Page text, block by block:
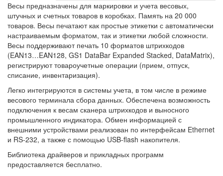
Весы предназначены для маркировки и учета весовых,
штучных и счетных товаров в коробках. Память на 20 000
товаров. Весы печатают как простые этикетки с автоматически
настраиваемым форматом, так и этикетки любой сложности.
Весы поддерживают печать 10 форматов штрихкодов
(EAN13…EAN128, GS1 DataBar Expanded Stacked, DataMatrix),
регистрируют товароучетные операции (прием, отпуск,
списание, инвентаризация).
Легко интегрируются в системы учета, в том числе в режиме
весового терминала сбора данных. Обеспечена возможность
подключения к весам сканера штрихкодов и выносного
промышленного индикатора. Обмен информацией с
внешними устройствами реализован по интерфейсам Ethernet
и RS-232, а также с помощью USB-flash накопителя.
Библиотека драйверов и прикладных программ
предоставляется бесплатно.